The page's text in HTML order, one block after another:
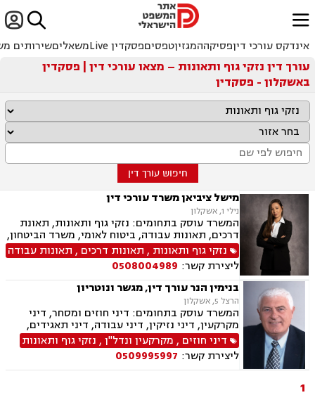

ﱐ
אינדקס עורכי דיןפסיקההמגזיןטפסיםפסקדין Live משאליםשירותים
עורך דין נזקי גוף ותאונות – מצאו עורכי דין | פסקדין
באשקלון - פסקדין
חיפוש עורך דין
מישל ציביאן משרד עורכי דין
נילי 1, אשקלון
המשרד עוסק בתחומים: נזקי גוף ותאונות, תאונת
דרכים, תאונות עבודה, ביטוח לאומי, משרד הביטחון,
נכי צה"ל, נזקי רכוש, ירושות וצוואות, ייפוי כוח
מתמשך, תאונות עקב רשלנות, תאונות תלמידים.
נזקי גוף ותאונות , תאונות דרכים , תאונות עבודה
ליצירת קשר: 0508004989
בנימין הנר עורך דין, מגשר ונוטריון
הרצל 5, אשקלון
המשרד עוסק בתחומים: דיני חוזים ומסחר, דיני
מקרקעין, דיני נזיקין, דיני עבודה, דיני תאגידים,
הוצאה לפועל, סדר דין אזרחי וראיות, עבירות מס
כלכליות, עסקאות מכר דירה, ליקויי בנייה, מגשרים,
מיסוי נדל"ן, מסים, נדל"ן, פינוי מושכר, ליטיגציה,
ירושות וצוואות, אבדן כושר עבודה, בוררים, ביטוח
דיני חוזים , מקרקעין ונדל"ן, נזקי גוף ותאונות
ליצירת קשר: 0509995997
1